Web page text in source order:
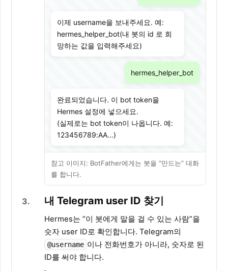
이제 username을 보내주세요. 예:
hermes_helper_bot(내 봇의 id 로 희
망하는 값을 입력해주세요)
hermes_helper_bot
완료되었습니다. 이 bot token을
Hermes 설정에 넣으세요.
(실제로는 bot token이 나옵니다. 예:
123456789:AA...)
참고 이미지: BotFather에게는 봇을 “만드는” 대화
를 합니다.
3 내 Telegram user ID 찾기
Hermes는 “이 봇에게 말을 걸 수 있는 사람”을
숫자 user ID로 확인합니다. Telegram의
@username 이나 전화번호가 아니라, 숫자로 된
ID를 써야 합니다.